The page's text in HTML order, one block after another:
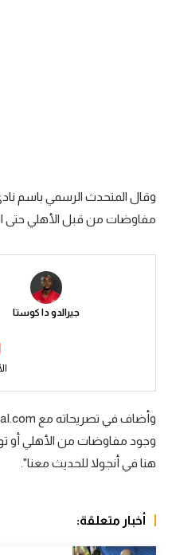
الدوري الإنجليزي
كرة السلة الأمريكية
كرة سلة
وقال المتحدث الرسمي باسم
مفاوضات من قبل الأهلي حتى
جيرالدو دا كوستا
وجود مفاوضات من الأهلي أو
هنا في أنجولا للحديث معنا".
أخبار متعلقة: